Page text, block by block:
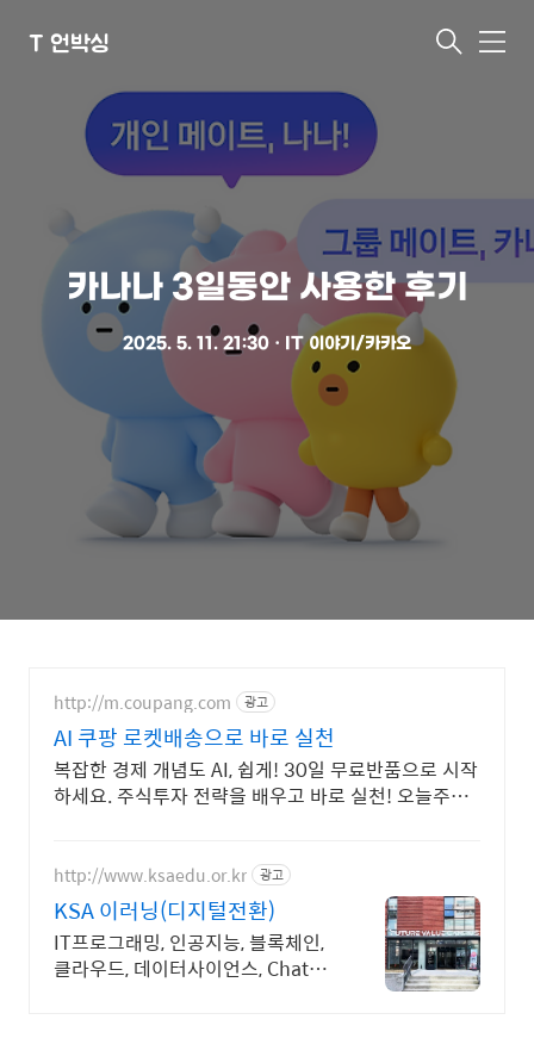
T 언박싱 메
카나나 3일동안 사용한 후기
2025. 5. 11. 21:30 ㆍ IT 이야기/카카오
http://m.coupang.com 광고
AI 쿠팡 로켓배송으로 바로 실천
복잡한 경제 개념도 AI, 쉽게! 30일 무료반품으로 시작
하세요. 주식투자 전략을 배우고 바로 실천! 오늘주문
http://www.ksaedu.or.kr 광고
KSA 이러닝(디지털전환)
IT프로그래밍, 인공지능, 블록체인,
클라우드, 데이터사이언스, Chat